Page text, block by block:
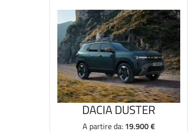
DACIA DUSTER
A partire da: 19.900 €